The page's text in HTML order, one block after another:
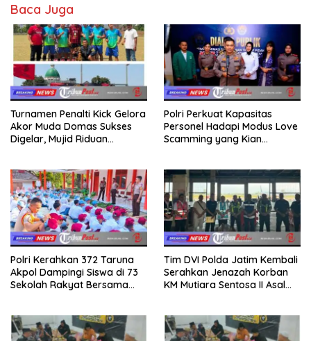
Baca Juga
Turnamen Penalti Kick Gelora
Akor Muda Domas Sukses
Digelar, Mujid Riduan
Polri Perkuat Kapasitas
Personel Hadapi Modus Love
Scamming yang Kian
Polri Kerahkan 372 Taruna
Akpol Dampingi Siswa di 73
Sekolah Rakyat Bersama
Tim DVI Polda Jatim Kembali
Serahkan Jenazah Korban
KM Mutiara Sentosa II Asal